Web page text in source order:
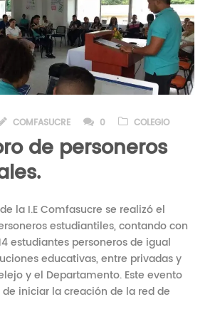
COMFASUCRE 0 COLEGIO
de personeros
la I.E Comfasucre se realizó el
estudiantiles, contando con
estudiantes personeros de igual
educativas, entre privadas y
y el Departamento. Este evento
iniciar la creación de la red de